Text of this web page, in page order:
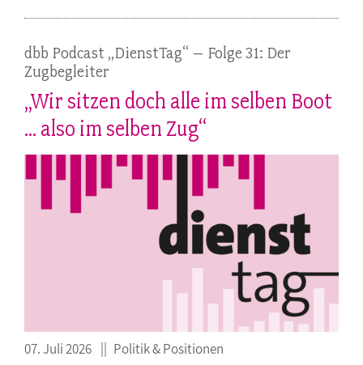
dbb Podcast „DienstTag“ – Folge 31: Der
Zugbegleiter
„Wir sitzen doch alle im selben Boot
... also im selben Zug“
07. Juli 2026 Politik & Positionen